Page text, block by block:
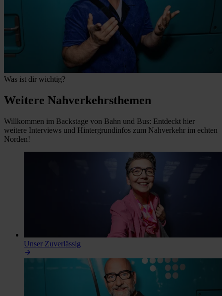
Was ist dir wichtig?
Weitere Nahverkehrsthemen
Willkommen im Backstage von Bahn und Bus: Entdeckt hier
weitere Interviews und Hintergrundinfos zum Nahverkehr im echten
Norden!
Unser Zuverlässig